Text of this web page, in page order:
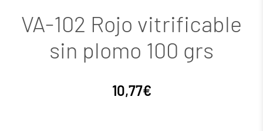
VA-102 Rojo vitrificable
sin plomo 100 grs
10,77€